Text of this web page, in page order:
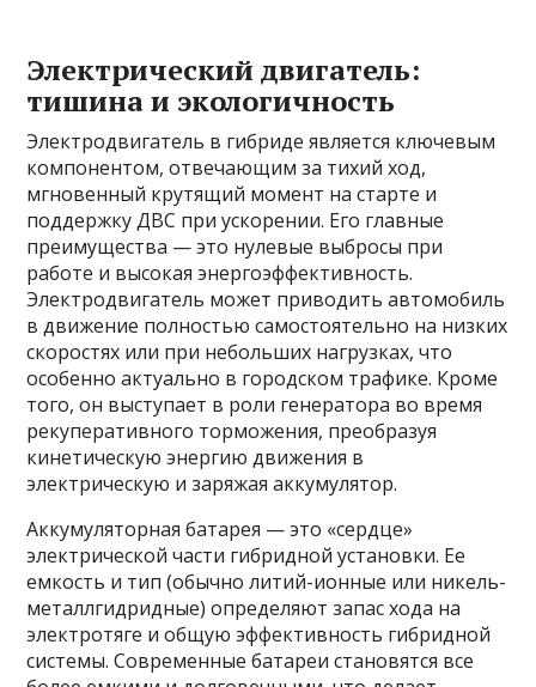
Электрический двигатель:
тишина и экологичность
Электродвигатель в гибриде является ключевым
компонентом, отвечающим за тихий ход,
мгновенный крутящий момент на старте и
поддержку ДВС при ускорении. Его главные
преимущества — это нулевые выбросы при
работе и высокая энергоэффективность.
Электродвигатель может приводить автомобиль
в движение полностью самостоятельно на низких
скоростях или при небольших нагрузках, что
особенно актуально в городском трафике. Кроме
того, он выступает в роли генератора во время
рекуперативного торможения, преобразуя
кинетическую энергию движения в
электрическую и заряжая аккумулятор.
Аккумуляторная батарея — это «сердце»
электрической части гибридной установки. Ее
емкость и тип (обычно литий-ионные или никель-
металлгидридные) определяют запас хода на
электротяге и общую эффективность гибридной
системы. Современные батареи становятся все